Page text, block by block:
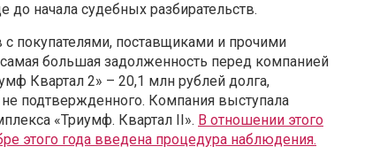
до начала судебных разбирательств.
покупателями, поставщиками и прочими
большая задолженность перед компанией
Квартал 2» – 20,1 млн рублей долга,
подтвержденного. Компания выступала
«Триумф. Квартал II». В отношении этого
этого года введена процедура наблюдения.